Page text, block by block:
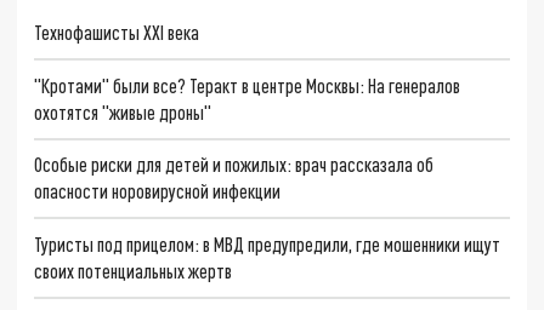
Технофашисты XXI века
"Кротами" были все? Теракт в центре Москвы: На генералов
охотятся "живые дроны"
Особые риски для детей и пожилых: врач рассказала об
опасности норовирусной инфекции
Туристы под прицелом: в МВД предупредили, где мошенники ищут
своих потенциальных жертв